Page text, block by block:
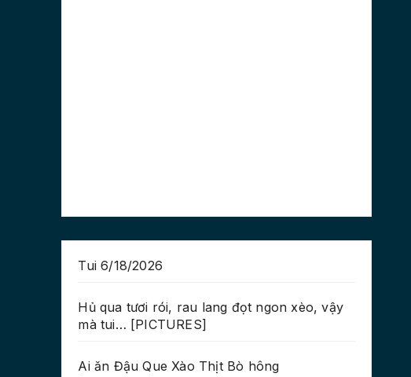
Tui 6/18/2026
Hủ qua tươi rói, rau lang đọt ngon xèo, vậy
mà tui… [PICTURES]
Ai ăn Đậu Que Xào Thịt Bò hông